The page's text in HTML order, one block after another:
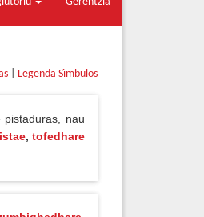
Legenda Sìmbulos
nau
,tofedhare